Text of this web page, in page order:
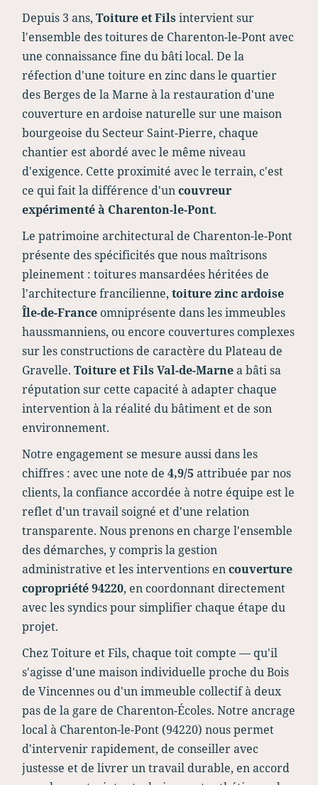
Depuis 3 ans, Toiture et Fils intervient sur
l'ensemble des toitures de Charenton-le-Pont avec
une connaissance fine du bâti local. De la
réfection d'une toiture en zinc dans le quartier
des Berges de la Marne à la restauration d'une
couverture en ardoise naturelle sur une maison
bourgeoise du Secteur Saint-Pierre, chaque
chantier est abordé avec le même niveau
d'exigence. Cette proximité avec le terrain, c'est
ce qui fait la différence d'uncouvreur
expérimenté à Charenton-le-Pont.
Le patrimoine architectural de Charenton-le-Pont
présente des spécificités que nous maîtrisons
pleinement : toitures mansardées héritées de
l'architecture francilienne, toiture zinc ardoise
Île-de-France omniprésente dans les immeubles
haussmanniens, ou encore couvertures complexes
sur les constructions de caractère du Plateau de
Gravelle. Toiture et Fils Val-de-Marnea bâti sa
réputation sur cette capacité à adapter chaque
intervention à la réalité du bâtiment et de son
environnement.
Notre engagement se mesure aussi dans les
chiffres : avec une note de 4,9/5 attribuée par nos
clients, la confiance accordée à notre équipe est le
reflet d'un travail soigné et d'une relation
transparente. Nous prenons en charge l'ensemble
des démarches, y compris la gestion
administrative et les interventions encouverture
copropriété 94220, en coordonnant directement
avec les syndics pour simplifier chaque étape du
projet.
Chez Toiture et Fils, chaque toit compte — qu'il
s'agisse d'une maison individuelle proche du Bois
de Vincennes ou d'un immeuble collectif à deux
pas de la gare de Charenton-Écoles. Notre ancrage
local à Charenton-le-Pont (94220) nous permet
d'intervenir rapidement, de conseiller avec
justesse et de livrer un travail durable, en accord